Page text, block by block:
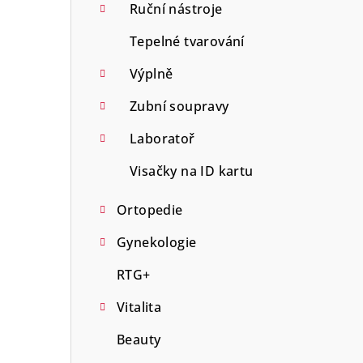
Ruční nástroje
Tepelné tvarování
Výplně
Zubní soupravy
Laboratoř
Visačky na ID kartu
Ortopedie
Gynekologie
RTG+
Vitalita
Beauty